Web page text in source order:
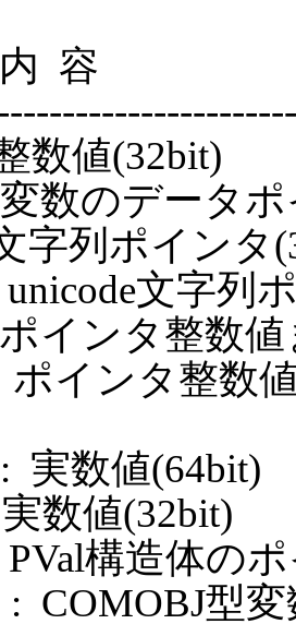
整数値(32bit)
文字列ポインタ
:  実数値(64bit)